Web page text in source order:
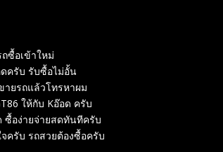
ซื้อเข้าใหม่
ครับ รับซื้อไม่อั้น
ยรถแล้วโทรหาผม
ให้กับ Kอ๊อด ครับ
ซื้อง่ายจ่ายสดทันทีครับ
ครับ รถสวยต้องซื้อครับ